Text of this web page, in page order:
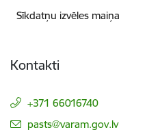
Sīkdatņu izvēles maiņa
Kontakti
+371 66016740
E-pasts:
pasts@varam.gov.lv